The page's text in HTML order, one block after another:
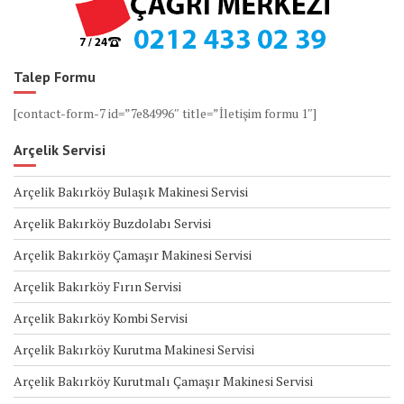
Talep Formu
[contact-form-7 id=”7e84996″ title=”İletişim formu 1″]
Arçelik Servisi
Arçelik Bakırköy Bulaşık Makinesi Servisi
Arçelik Bakırköy Buzdolabı Servisi
Arçelik Bakırköy Çamaşır Makinesi Servisi
Arçelik Bakırköy Fırın Servisi
Arçelik Bakırköy Kombi Servisi
Arçelik Bakırköy Kurutma Makinesi Servisi
Arçelik Bakırköy Kurutmalı Çamaşır Makinesi Servisi